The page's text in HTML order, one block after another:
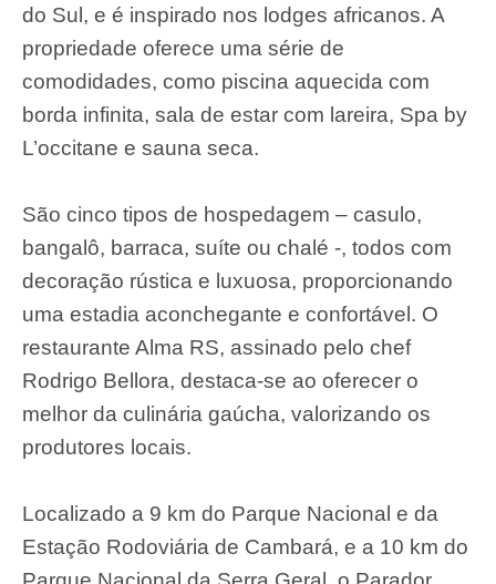
do Sul, e é inspirado nos lodges africanos. A
propriedade oferece uma série de
comodidades, como piscina aquecida com
borda infinita, sala de estar com lareira, Spa by
L’occitane e sauna seca.
São cinco tipos de hospedagem – casulo,
bangalô, barraca, suíte ou chalé -, todos com
decoração rústica e luxuosa, proporcionando
uma estadia aconchegante e confortável. O
restaurante Alma RS, assinado pelo chef
Rodrigo Bellora, destaca-se ao oferecer o
melhor da culinária gaúcha, valorizando os
produtores locais.
Localizado a 9 km do Parque Nacional e da
Estação Rodoviária de Cambará, e a 10 km do